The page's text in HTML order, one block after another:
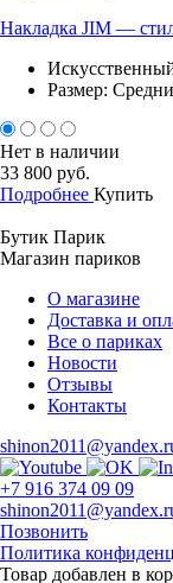
Накладка JIM —
Размер:
Нет в наличии
33 800 руб.
Подробнее Купить
Бутик Парик
Магазин париков
О магазине
Доставка и
Все о париках
Новости
Отзывы
Контакты
+7 916 374 09 09
Позвонить
Политика
Товар добавлен в